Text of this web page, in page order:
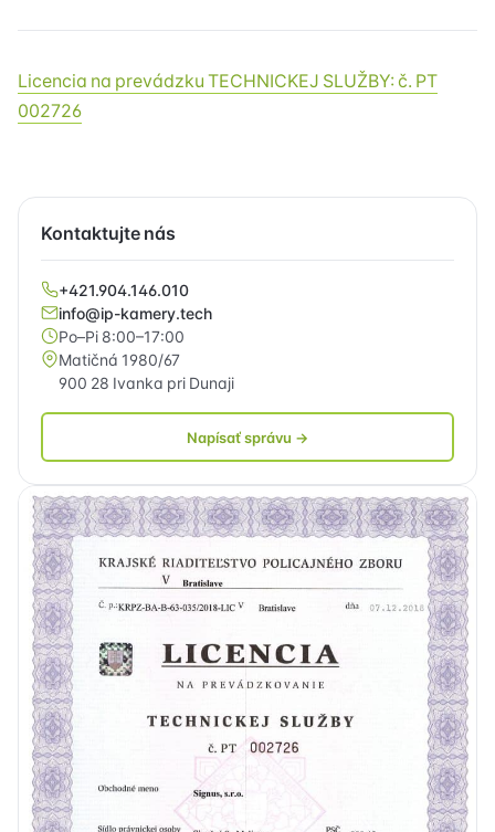
Licencia na prevádzku TECHNICKEJ SLUŽBY: č. PT
002726
Kontaktujte nás
+421.904.146.010
info@ip-kamery.tech
Po–Pi 8:00–17:00
Matičná 1980/67
900 28 Ivanka pri Dunaji
Napísať správu →